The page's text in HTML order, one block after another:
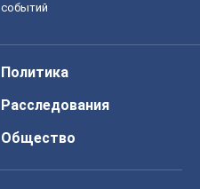
событий
Политика
Расследования
Общество